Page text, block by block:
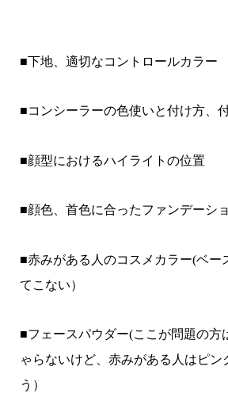
■下地、適切なコントロールカラー
■コンシーラーの色使いと付け方、
■顔型におけるハイライトの位置
■顔色、首色に合ったファンデーシ
■赤みがある人のコスメカラー(ベー
てこない）
■フェースパウダー(ここが問題の方
ゃらないけど、赤みがある人はピン
う）